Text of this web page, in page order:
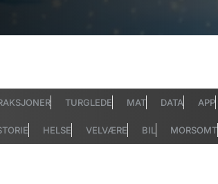
TURGLEDE MAT DATA APP
HELSE VELVÆRE BIL MORSOMT